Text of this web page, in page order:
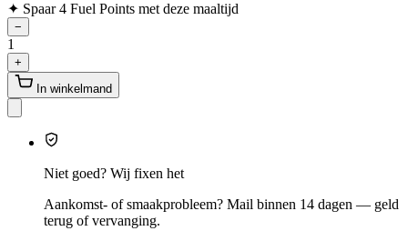
✦ Spaar 4 Fuel Points met deze maaltijd
−
1
+
In winkelmand
Niet goed? Wij fixen het
Aankomst- of smaakprobleem? Mail binnen 14 dagen — geld
terug of vervanging.